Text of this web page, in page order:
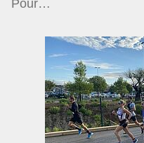
Pour…